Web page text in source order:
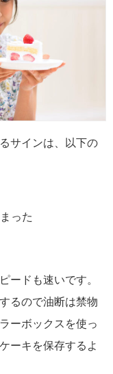
サインは、以下の
った
ードも速いです。
るので油断は禁物
ーボックスを使っ
ーキを保存するよ